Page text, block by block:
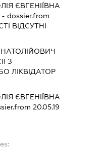
ЄВГЕНІЇВНА
- dossier.from
ВІДСУТНІ
З
ЛІКВІДАТОР
ЄВГЕНІЇВНА
20.05.19